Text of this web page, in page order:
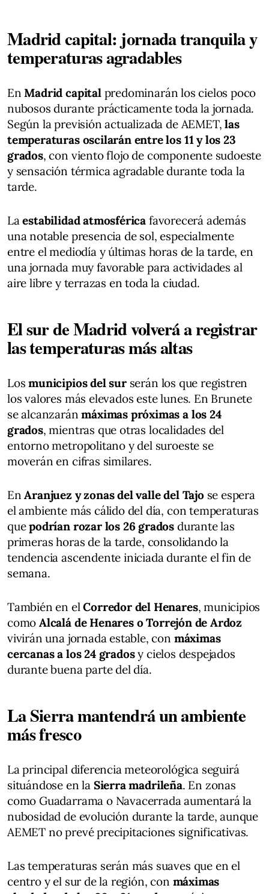
Madrid capital: jornada tranquila y
temperaturas agradables
En Madrid capitalpredominarán los cielos poco
nubosos durante prácticamente toda la jornada.
Según la previsión actualizada de AEMET,las
temperaturas oscilarán entre los 11 y los 23
grados, con viento flojo de componente sudoeste
y sensación térmica agradable durante toda la
tarde.
Laestabilidad atmosférica favorecerá además
una notable presencia de sol, especialmente
entre el mediodía y últimas horas de la tarde, en
una jornada muy favorable para actividades al
aire libre y terrazas en toda la ciudad.
El sur de Madrid volverá a registrar
las temperaturas más altas
Losmunicipios del sur serán los que registren
los valores más elevados este lunes. En Brunete
se alcanzaránmáximas próximas a los 24
grados, mientras que otras localidades del
entorno metropolitano y del suroeste se
moverán en cifras similares.
EnAranjuez y zonas del valle del Tajose espera
el ambiente más cálido del día, con temperaturas
quepodrían rozar los 26 grados durante las
primeras horas de la tarde, consolidando la
tendencia ascendente iniciada durante el fin de
semana.
También en el Corredor del Henares, municipios
comoAlcalá de Henares o Torrejón de Ardoz
vivirán una jornada estable, con máximas
cercanas a los 24 gradosy cielos despejados
durante buena parte del día.
La Sierra mantendrá un ambiente
más fresco
La principal diferencia meteorológica seguirá
situándose en la Sierra madrileña. En zonas
como Guadarrama o Navacerrada aumentará la
nubosidad de evolución durante la tarde, aunque
AEMET no prevé precipitaciones significativas.
Las temperaturas serán más suaves que en el
centro y el sur de la región, con máximas